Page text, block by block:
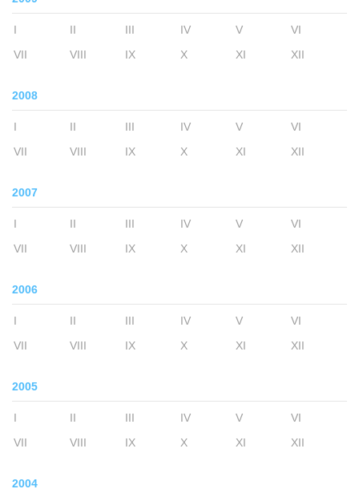
I II III IV V
VI
VII
VIII IX X XI XII
2008
I II III IV V
VI
VII
VIII IX X XI XII
2007
I II III IV V
VI
VII
VIII IX X XI XII
2006
I II III IV V
VI
VII
VIII IX X XI XII
2005
I II III IV V
VI
VII
VIII IX X XI XII
2004